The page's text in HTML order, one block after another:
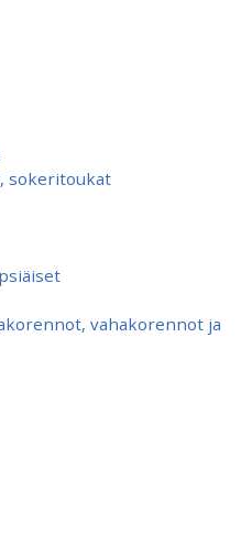
sokeritoukat
vahakorennot ja